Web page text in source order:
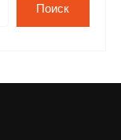
Поиск